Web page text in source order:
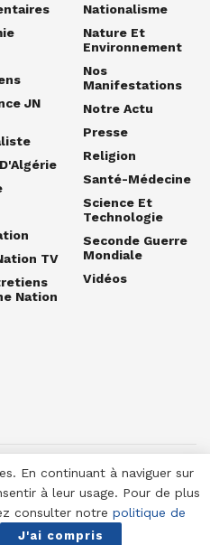
JN
TV
Nation
Nationalisme
Nature Et
Environnement
Nos
Manifestations
Notre Actu
Presse
Religion
Santé-Médecine
Science Et
Technologie
Seconde Guerre
Mondiale
Vidéos
En continuant à naviguer sur
à leur usage. Pour de plus
consulter notre politique de
J'ai compris